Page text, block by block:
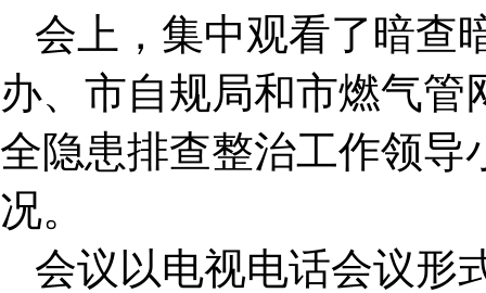
会上，集中观看了暗查
办、市自规局和市燃气管
全隐患排查整治工作领导
况。
会议以电视电话会议形